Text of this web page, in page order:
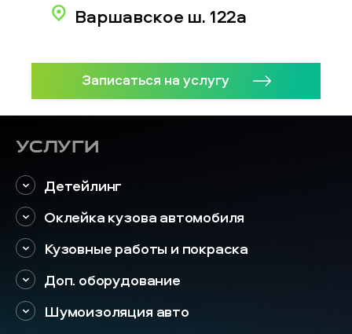
Варшавское ш. 122а
Записаться на услугу
Услуги
Детейлинг
Оклейка кузова автомобиля
Кузовные работы и покраска
Доп. оборудование
Шумоизоляция авто